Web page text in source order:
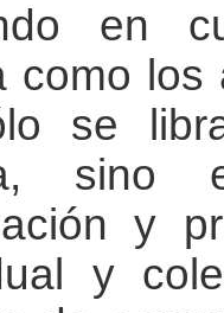
en
como
se
sino
y
y